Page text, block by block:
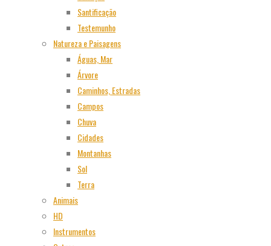
Santificação
Testemunho
Natureza e Paisagens
Águas, Mar
Árvore
Caminhos, Estradas
Campos
Chuva
Cidades
Montanhas
Sol
Terra
Animais
HD
Instrumentos